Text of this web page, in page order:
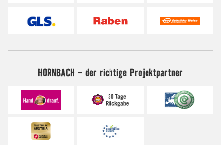
HORNBACH - der richtige Projektpartner